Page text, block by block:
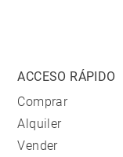
ACCESO RÁPIDO
Comprar
Alquiler
Vender